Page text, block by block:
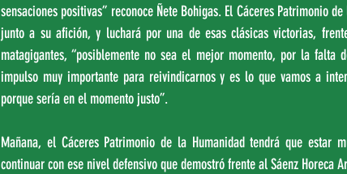
sensaciones positivas” reconoce Ñete Bohigas. El Cáceres Patrimonio
junto a su afición, y luchará por una de esas clásicas victorias,
matagigantes, “posiblemente no sea el mejor momento, por la falta
impulso muy importante para reivindicarnos y es lo que vamos a
porque sería en el momento justo”.
Mañana, el Cáceres Patrimonio de la Humanidad tendrá que estar
continuar con ese nivel defensivo que demostró frente al Sáenz Horeca